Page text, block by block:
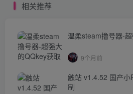
相关推荐
温柔steam撸号器-
9个月前
触站 v1.4.52 国产小
制